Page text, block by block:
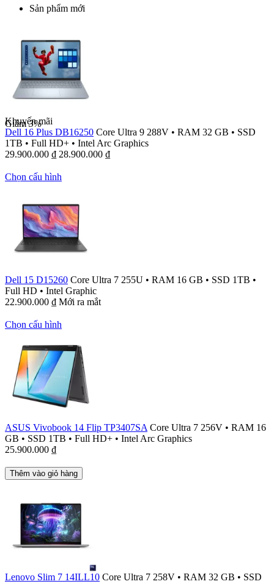
Sản phẩm mới
Giảm3%
Khuyến mãi
Dell 16 Plus DB16250 Core Ultra 9 288V • RAM 32 GB • SSD
1TB • Full HD+ • Intel Arc Graphics
29.900.000 ₫ 28.900.000 ₫
Chọn cấu hình
Dell 15 D15260 Core Ultra 7 255U • RAM 16 GB • SSD 1TB •
Full HD • Intel Graphic
22.900.000 ₫ Mới ra mắt
Chọn cấu hình
ASUS Vivobook 14 Flip TP3407SA Core Ultra 7 256V • RAM 16
GB • SSD 1TB • Full HD+ • Intel Arc Graphics
25.900.000 ₫
Thêm vào giỏ hàng
Lenovo Slim 7 14ILL10 Core Ultra 7 258V • RAM 32 GB • SSD